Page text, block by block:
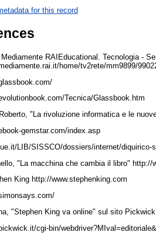
for this record
Mediamente RAIEducational. Tecnologia -
home/tv2rete/mm9899/
Tecnica/Glassbook.htm
"La rivoluzione informatica e le
gemstar.com/index.asp
LIB/SISSCO/dossiers/internet/diquirico-
"La macchina che cambia il libro"
King http://www.stephenking.com
"Stephen King va online" sul sito
cgi-bin/